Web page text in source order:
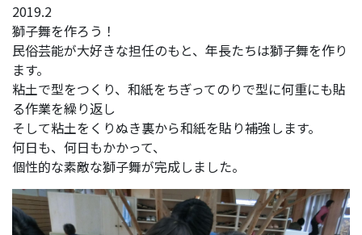
2019.2
獅子舞を作ろう！
民俗芸能が大好きな担任のもと、年長たちは獅子舞を作り
ます。
粘土で型をつくり、和紙をちぎってのりで型に何重にも貼
る作業を繰り返し
そして粘土をくりぬき裏から和紙を貼り補強します。
何日も、何日もかかって、
個性的な素敵な獅子舞が完成しました。